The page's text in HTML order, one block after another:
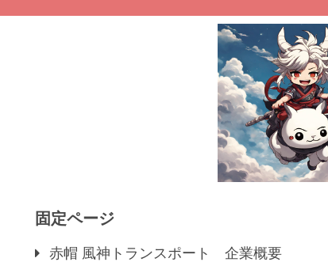
固定ページ
赤帽 風神トランスポート 企業概要